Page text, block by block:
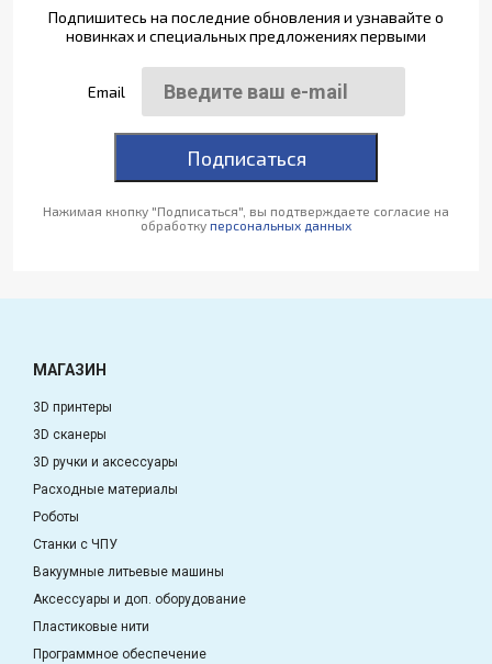
Подпишитесь на последние обновления и узнавайте о
новинках и специальных предложениях первыми
Email
Подписаться
Нажимая кнопку "Подписаться", вы подтверждаете согласие на
обработку персональных данных
МАГАЗИН
3D принтеры
3D сканеры
3D ручки и аксессуары
Расходные материалы
Роботы
Станки с ЧПУ
Вакуумные литьевые машины
Аксессуары и доп. оборудование
Пластиковые нити
Программное обеспечение